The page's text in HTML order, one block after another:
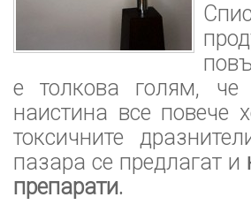
е толкова голям,
наистина все повече
токсичните
пазара се предлагат и
препарати.